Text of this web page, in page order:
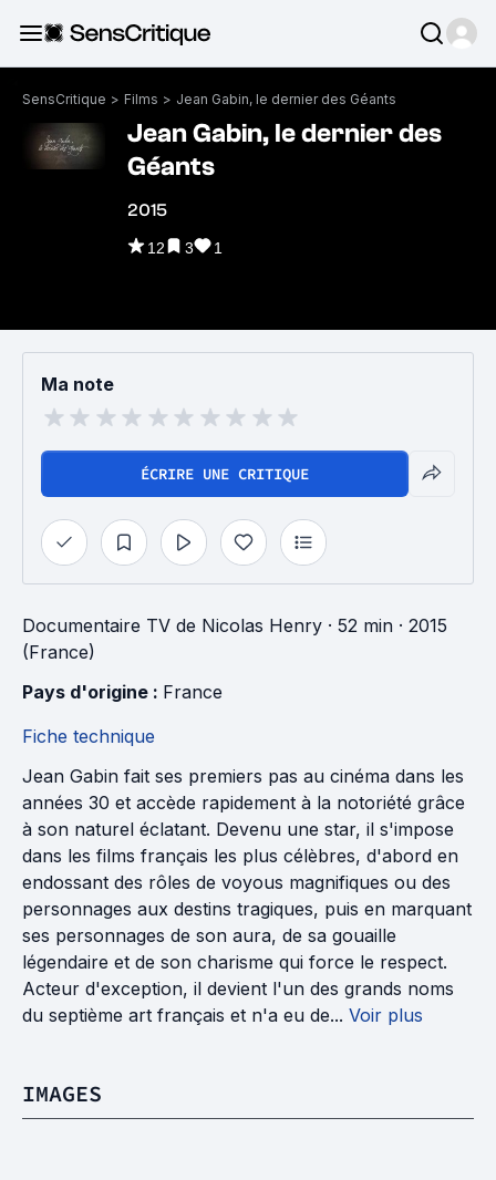
SensCritique > Films > Jean Gabin, le dernier des Géants
Jean Gabin, le dernier des
Géants
2015
12 3 1
Ma note
ÉCRIRE UNE CRITIQUE
Documentaire TV de Nicolas Henry · 52 min · 2015
(France)
Pays d'origine : France
Fiche technique
Jean Gabin fait ses premiers pas au cinéma dans les
années 30 et accède rapidement à la notoriété grâce
à son naturel éclatant. Devenu une star, il s'impose
dans les films français les plus célèbres, d'abord en
endossant des rôles de voyous magnifiques ou des
personnages aux destins tragiques, puis en marquant
ses personnages de son aura, de sa gouaille
légendaire et de son charisme qui force le respect.
Acteur d'exception, il devient l'un des grands noms
du septième art français et n'a eu de... Voir plus
IMAGES